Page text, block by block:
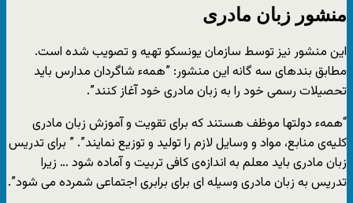
منشور زبان مادری
این منشور نیز توسط سازمان یونسکو تهیه و تصویب شده است.
مطابق بندهای سه گانه این منشور: ”همهء شاگردان مدارس باید
تحصیلات رسمی خود را به زبان مادری خود آغاز کنند”.
“همهء دولتها موظف هستند که برای تقویت و آموزش زبان مادری
کلیه‌ی منابع، مواد و وسایل لازم را تولید و توزیع نمایند”. ” برای تدریس
زبان مادری باید معلم به اندازه‌ی کافی تربیت و آماده شود … زیرا
تدریس به زبان مادری وسیله ای برای برابری اجتماعی شمرده می شود”.